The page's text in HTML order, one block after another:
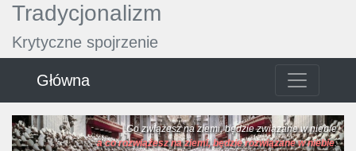
Tradycjonalizm
Krytyczne spojrzenie
Główna
Co zwiążesz na ziemi, będzie związane w niebie
a co rozwiążesz na ziemi, będzie rozwiązane w niebie.